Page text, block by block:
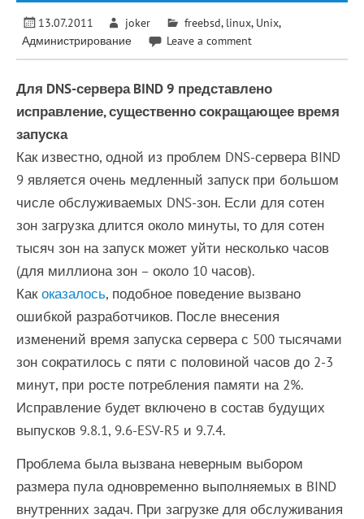
13.07.2011 joker freebsd, linux, Unix,
Администрирование
Leave a comment
Для DNS-сервера BIND 9 представлено
исправление, существенно сокращающее время
запуска
Как известно, одной из проблем DNS-сервера BIND
9 является очень медленный запуск при большом
числе обслуживаемых DNS-зон. Если для сотен
зон загрузка длится около минуты, то для сотен
тысяч зон на запуск может уйти несколько часов
(для миллиона зон – около 10 часов).
Какоказалось, подобное поведение вызвано
ошибкой разработчиков. После внесения
изменений время запуска сервера с 500 тысячами
зон сократилось с пяти с половиной часов до 2-3
минут, при росте потребления памяти на 2%.
Исправление будет включено в состав будущих
выпусков 9.8.1, 9.6-ESV-R5 и 9.7.4.
Проблема была вызвана неверным выбором
размера пула одновременно выполняемых в BIND
внутренних задач. При загрузке для обслуживания